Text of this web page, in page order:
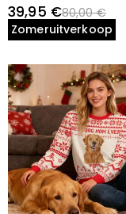
39,95 €80,00 €
Zomeruitverkoop